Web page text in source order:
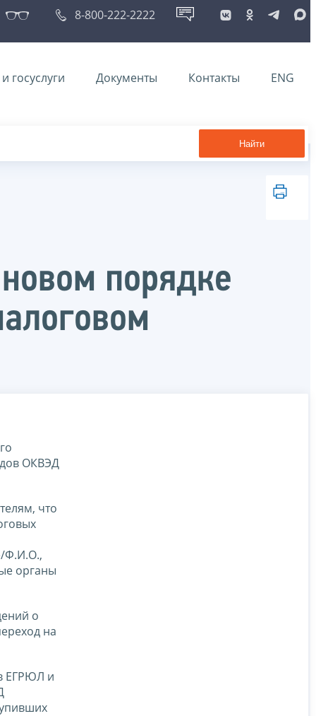
8-800-222-2222
госуслуги Документы Контакты ENG
Найти
порядке
ОКВЭД
что
Ф.И.О.,
органы
о
на
ЕГРЮЛ и